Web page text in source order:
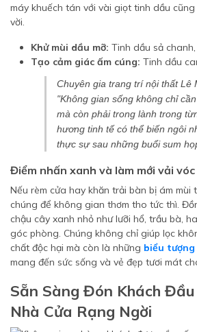
máy khuếch tán với vài giọt tinh dầu
vời.
Khử mùi dầu mỡ: Tinh dầu sả
Tạo cảm giác ấm cúng: Tinh dầu
Chuyên gia trang trí nội thất Lê
"Không gian sống không chỉ
mà còn phải trong lành trong
hương tinh tế có thể biến ngôi
thực sự sau những buổi sum
Điểm nhấn xanh và làm mới vải vóc
Nếu rèm cửa hay khăn trải bàn bị ám mùi
chúng để không gian thơm tho tức thì.
chậu cây xanh nhỏ như lưỡi hổ, trầu bà,
góc phòng. Chúng không chỉ giúp lọc
chất độc hại mà còn là những biểu
mang đến sức sống và vẻ đẹp tươi mát
Sẵn Sàng Đón Khách
Nhà Cửa Rạng Ngời